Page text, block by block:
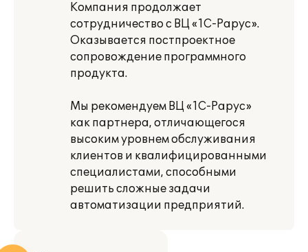
Компания продолжает
сотрудничество с ВЦ «1С-Рарус».
Оказывается постпроектное
сопровождение программного
продукта.
Мы рекомендуем ВЦ «1С-Рарус»
как партнера, отличающегося
высоким уровнем обслуживания
клиентов и квалифицированными
специалистами, способными
решить сложные задачи
автоматизации предприятий.